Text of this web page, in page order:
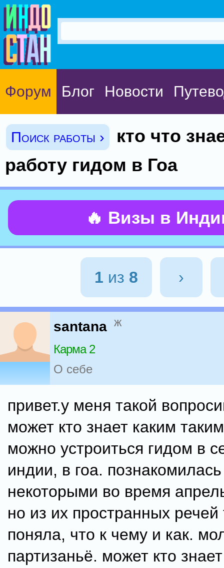
Форум Блог Новости
Поиск работы ›
кто что
работу гидом в Гоа
🔥 Визы в
1 из 8 ›
santana ж
Карма 2
О себе
привет.у меня такой
может кто знает каким
можно устроиться гидом в
индии, в гоа.
некоторыми во время
но из их пространных речей
поняла, что к чему и как.
партизаньё. может кто